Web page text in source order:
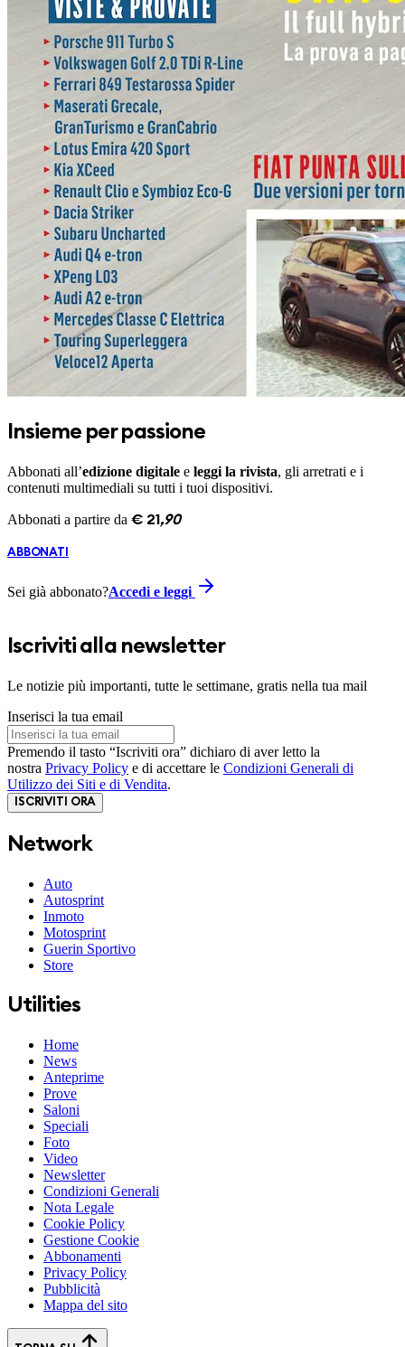
Insieme per passione
Abbonati all’edizione digitale e leggi la rivista, gli arretrati e i
contenuti multimediali su tutti i tuoi dispositivi.
Abbonati a partire da € 21 ,90
ABBONATI
Sei già abbonato?Accedi e leggi
Iscriviti alla newsletter
Le notizie più importanti, tutte le settimane, gratis nella tua mail
Inserisci la tua email
Premendo il tasto “Iscriviti ora” dichiaro di aver letto la
nostra Privacy Policy e di accettare le Condizioni Generali di
Utilizzo dei Siti e di Vendita.
ISCRIVITI ORA
Network
Auto
Autosprint
Inmoto
Motosprint
Guerin Sportivo
Store
Utilities
Home
News
Anteprime
Prove
Saloni
Speciali
Foto
Video
Newsletter
Condizioni Generali
Nota Legale
Cookie Policy
Gestione Cookie
Abbonamenti
Privacy Policy
Pubblicità
Mappa del sito